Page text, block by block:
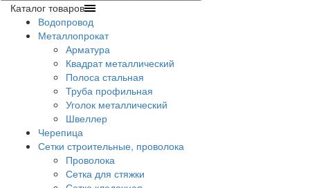
Каталог товаров
Водопровод
Металлопрокат
Арматура
Квадрат металлический
Полоса стальная
Труба профильная
Уголок металлический
Швеллер
Черепица
Сетки строительные, проволока
Проволока
Сетка для стяжки